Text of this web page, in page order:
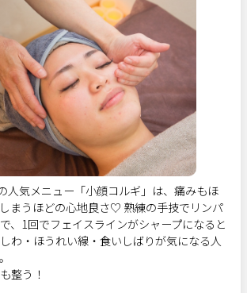
人気メニュー「小顔コルギ」は、痛みもほ
まうほどの心地良さ♡ 熟練の手技でリンパ
、1回でフェイスラインがシャープになると
わ・ほうれい線・食いしばりが気になる人
整う！